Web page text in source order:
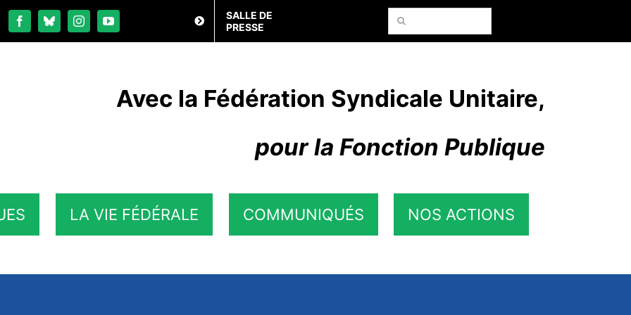
SALLE DE
PRESSE
Rechercher:
Avec la Fédération Syndicale Unitaire,
pour la Fonction Publique
LA VIE FÉDÉRALE COMMUNIQUÉS NOS ACTIONS